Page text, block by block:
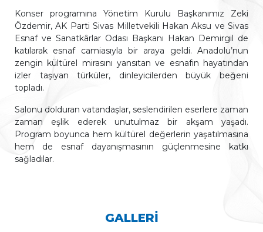
Konser programına Yönetim Kurulu Başkanımız Zeki
Özdemir, AK Parti Sivas Milletvekili Hakan Aksu ve Sivas
Esnaf ve Sanatkârlar Odası Başkanı Hakan Demirgil de
katılarak esnaf camiasıyla bir araya geldi. Anadolu’nun
zengin kültürel mirasını yansıtan ve esnafın hayatından
izler taşıyan türküler, dinleyicilerden büyük beğeni
topladı.
Salonu dolduran vatandaşlar, seslendirilen eserlere zaman
zaman eşlik ederek unutulmaz bir akşam yaşadı.
Program boyunca hem kültürel değerlerin yaşatılmasına
hem de esnaf dayanışmasının güçlenmesine katkı
sağladılar.
GALLERI